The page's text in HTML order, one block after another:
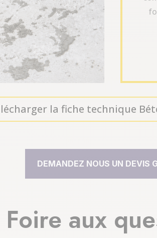
la fiche technique
DEMANDEZ NOUS UN DEVIS
Foire aux